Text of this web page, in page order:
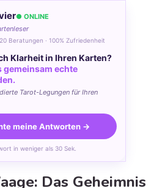
● ONLINE
Beratungen · 100% Zufriedenheit
Klarheit in Ihren Karten?
gemeinsam echte
Tarot-Legungen für Ihren
meine Antworten →
in weniger als 30 Sek.
Das Geheimnis